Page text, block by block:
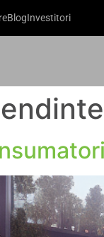
BlogInvestitori